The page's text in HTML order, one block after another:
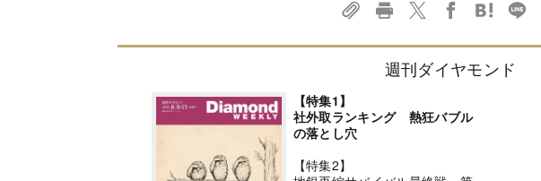
週刊ダイヤモンド
【特集1】
社外取ランキング 熱狂バブル
の落とし穴
【特集2】